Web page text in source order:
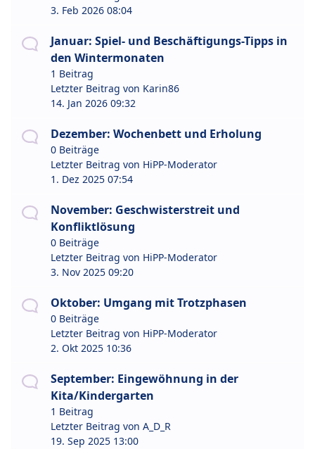
3. Feb 2026 08:04
Januar: Spiel- und Beschäftigungs-Tipps in
den Wintermonaten
1 Beitrag
Letzter Beitrag von Karin86
14. Jan 2026 09:32
Dezember: Wochenbett und Erholung
0 Beiträge
Letzter Beitrag von HiPP-Moderator
1. Dez 2025 07:54
November: Geschwisterstreit und
Konfliktlösung
0 Beiträge
Letzter Beitrag von HiPP-Moderator
3. Nov 2025 09:20
Oktober: Umgang mit Trotzphasen
0 Beiträge
Letzter Beitrag von HiPP-Moderator
2. Okt 2025 10:36
September: Eingewöhnung in der
Kita/Kindergarten
1 Beitrag
Letzter Beitrag von A_D_R
19. Sep 2025 13:00